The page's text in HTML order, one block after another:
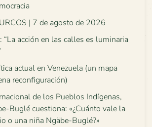
| 7 de agosto de 2026
“La acción en las calles es luminaria
actual en Venezuela (un mapa
reconfiguración)
de los Pueblos Indígenas,
Buglé cuestiona: «¿Cuánto vale la
o una niña Ngäbe-Buglé?»